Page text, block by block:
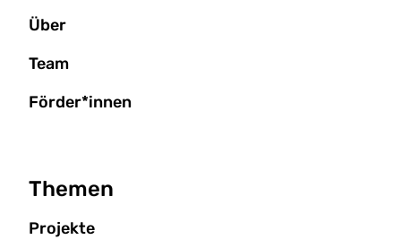
Über
Team
Förder*innen
Themen
Projekte